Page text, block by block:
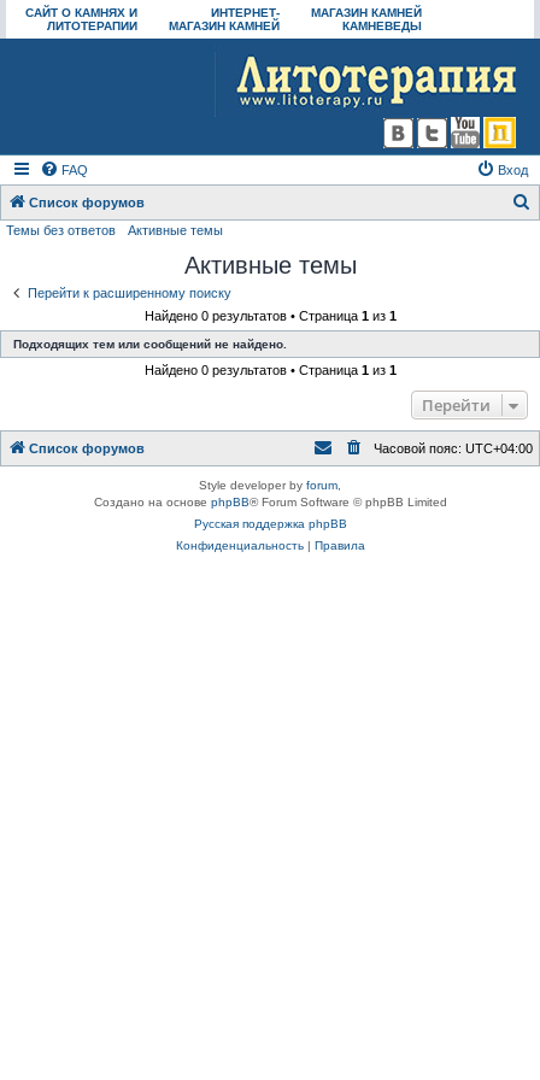
САЙТ О КАМНЯХ И
ЛИТОТЕРАПИИ
ИНТЕРНЕТ-
МАГАЗИН КАМНЕЙ
МАГАЗИН КАМНЕЙ
КАМНЕВЕДЫ
FAQ Вход
Список форумов
Темы без ответов Активные темы
Активные темы
Перейти к расширенному поиску
Найдено 0 результатов • Страница 1из 1
Подходящих тем или сообщений не найдено.
Найдено 0 результатов • Страница 1из 1
Перейти
Список форумов Часовой пояс: UTC+04:00
Style developer by forum
Создано на основе phpBB® Forum Software © phpBB Limited
Русская поддержка phpBB
Конфиденциальность| Правила